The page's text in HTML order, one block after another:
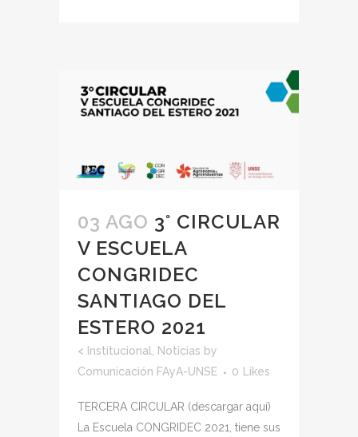
03 AGO 3° CIRCULAR
V ESCUELA
CONGRIDEC
SANTIAGO DEL
ESTERO 2021
< Institucional Noticias by
Comunicación FAyA-UNSE
0 Likes
TERCERA CIRCULAR (descargar aquí)
La Escuela CONGRIDEC 2021, tiene sus